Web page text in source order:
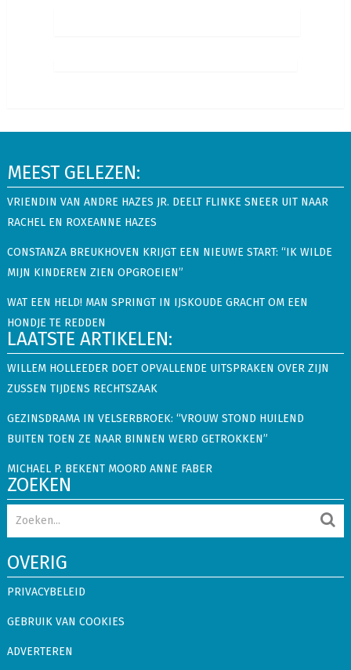
MEEST GELEZEN:
VRIENDIN VAN ANDRE HAZES JR. DEELT FLINKE SNEER UIT NAAR
RACHEL EN ROXEANNE HAZES
CONSTANZA BREUKHOVEN KRIJGT EEN NIEUWE START: “IK WILDE
MIJN KINDEREN ZIEN OPGROEIEN”
WAT EEN HELD! MAN SPRINGT IN IJSKOUDE GRACHT OM EEN
HONDJE TE REDDEN
LAATSTE ARTIKELEN:
WILLEM HOLLEEDER DOET OPVALLENDE UITSPRAKEN OVER ZIJN
ZUSSEN TIJDENS RECHTSZAAK
GEZINSDRAMA IN VELSERBROEK: “VROUW STOND HUILEND
BUITEN TOEN ZE NAAR BINNEN WERD GETROKKEN”
MICHAEL P. BEKENT MOORD ANNE FABER
ZOEKEN
OVERIG
PRIVACYBELEID
GEBRUIK VAN COOKIES
ADVERTEREN